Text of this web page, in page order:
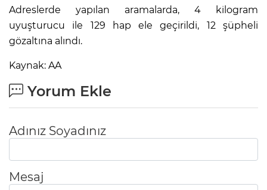
Adreslerde yapılan aramalarda, 4 kilogram
uyuşturucu ile 129 hap ele geçirildi, 12 şüpheli
gözaltına alındı.
Kaynak: AA
Yorum Ekle
Adınız Soyadınız
Mesaj